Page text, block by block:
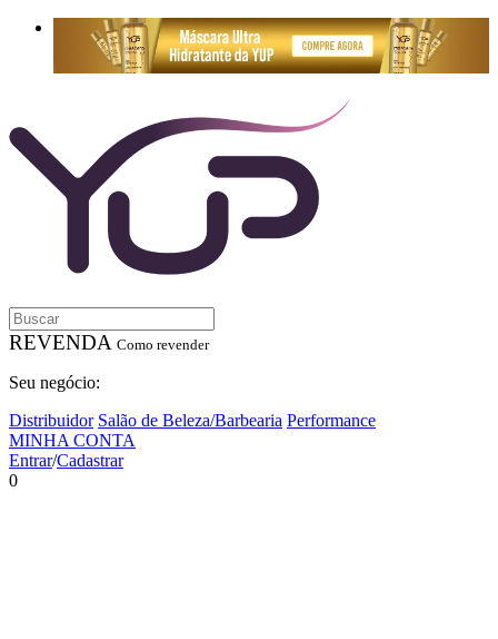
REVENDA Como revender
Seu negócio:
Distribuidor Salão de Beleza/Barbearia Performance
MINHA CONTA
Entrar/Cadastrar
0